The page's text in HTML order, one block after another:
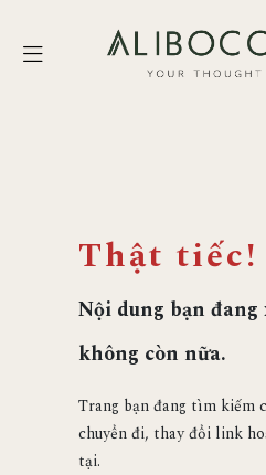
Thật tiếc!
Nội dung bạn đang
không còn nữa.
Trang bạn đang tìm kiếm
chuyển đi, thay đổi link
tại.